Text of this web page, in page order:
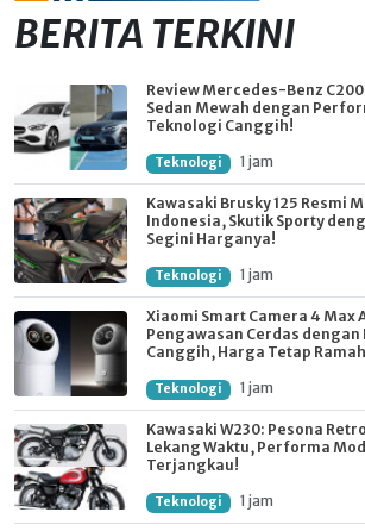
BERITA TERKINI
Review Mercedes-Benz
Sedan Mewah dengan
Teknologi Canggih!
Teknologi 1 jam
Kawasaki Brusky 125 Resmi
Indonesia, Skutik Sporty
Segini Harganya!
Teknologi 1 jam
Xiaomi Smart Camera 4 Max
Pengawasan Cerdas dengan
Canggih, Harga Tetap
Teknologi 1 jam
Kawasaki W230: Pesona
Lekang Waktu, Performa
Terjangkau!
Teknologi 1 jam